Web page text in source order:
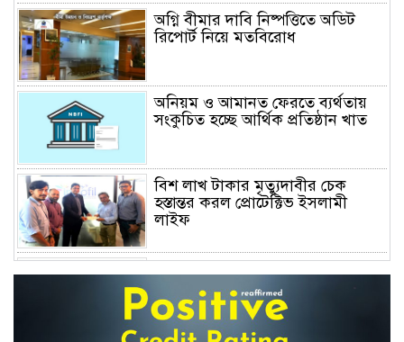
অগ্নি বীমার দাবি নিষ্পত্তিতে অডিট
রিপোর্ট নিয়ে মতবিরোধ
অনিয়ম ও আমানত ফেরতে ব্যর্থতায়
সংকুচিত হচ্ছে আর্থিক প্রতিষ্ঠান খাত
বিশ লাখ টাকার মৃত্যুদাবীর চেক
হস্তান্তর করল প্রোটেক্টিভ ইসলামী
লাইফ
শেয়ার দর, ডিএসইর সতর্কবার্তা